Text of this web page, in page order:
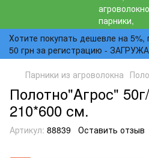
Хотите покупать дешевле на
50 грн за регистрацию -
Парники из агроволокна
Полотно"Aгрос"
210*600 см.
Артикул: 88839 Оставить отзыв